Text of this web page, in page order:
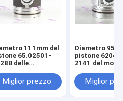
111mm del
65.02501-
delle
di DOOSAN
Miglior prezzo
Diametro
pistone 6204-
2141 del
S4D95LE-2
Miglior